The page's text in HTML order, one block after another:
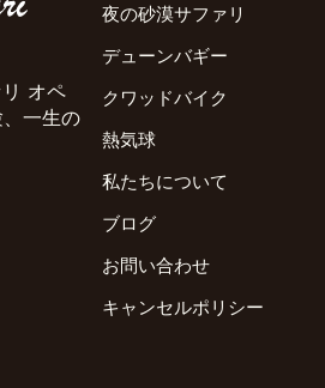
オペ
一生の
夜の砂漠サファリ
デューンバギー
クワッドバイク
熱気球
私たちについて
ブログ
お問い合わせ
キャンセルポリシー